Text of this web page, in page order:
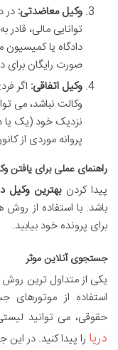
وکیل معاضدتی:در
توانایی مالی،
دادگاه یا
صورت رایگان برای
وکیل اتفاقی: اگر
وکالت نباشد، می
نزدیک خود (یک یا
پروانه موردی از
راهنمای عملی برای یافتن
پیدا کردنبهترین وکیل
باشد. با استفاده از روش
برای پرونده خود بیابید.
جستجوی آنلاین موثر
یکی از متداول ترین
استفاده از
حقوقی، می توانید
دریا را پیدا کنید. در